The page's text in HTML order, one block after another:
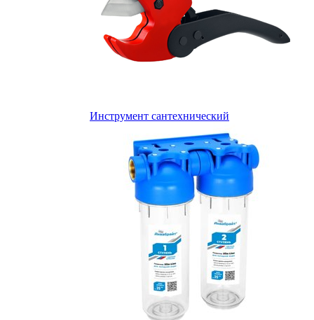
Инструмент сантехнический